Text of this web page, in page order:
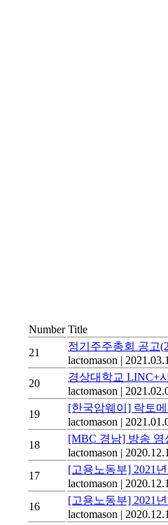
Number Title
21
정기주주총회 공고
lactomason |
20
경상대학교 LINC+
lactomason |
19
[한국암웨이] 락토
lactomason |
18
[MBC 경남] 방송 영
lactomason |
17
[고용노동부] 2021
lactomason |
16
[고용노동부] 2021
lactomason |